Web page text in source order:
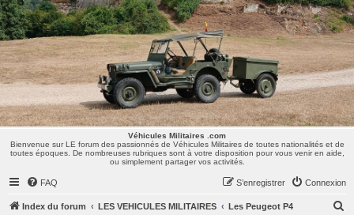
Véhicules Militaires .com
Bienvenue sur LE forum des passionnés de Véhicules Militaires de toutes nationalités et de
toutes époques. De nombreuses rubriques sont à votre disposition pour vous venir en aide,
ou simplement partager vos activités.
FAQ Connexion
S’enregistrer
Index du forum LES VEHICULES MILITAIRES Les Peugeot P4